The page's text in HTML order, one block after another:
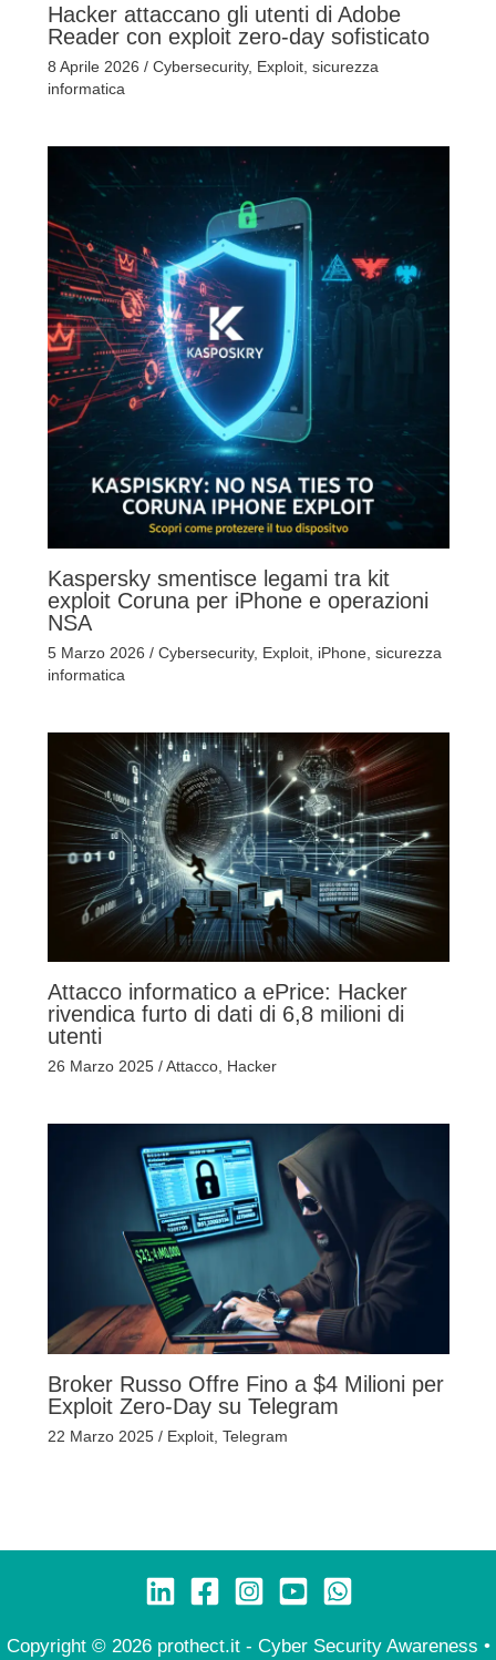
Hacker attaccano gli utenti di Adobe
Reader con exploit zero-day sofisticato
8 Aprile 2026 / Cybersecurity, Exploit, sicurezza
informatica
Kaspersky smentisce legami tra kit
exploit Coruna per iPhone e operazioni
NSA
5 Marzo 2026 / Cybersecurity, Exploit, iPhone, sicurezza
informatica
Attacco informatico a ePrice: Hacker
rivendica furto di dati di 6,8 milioni di
utenti
26 Marzo 2025 /Attacco, Hacker
Broker Russo Offre Fino a $4 Milioni per
Exploit Zero-Day su Telegram
22 Marzo 2025 / Exploit, Telegram
Copyright © 2026 prothect.it - Cyber Security Awareness •